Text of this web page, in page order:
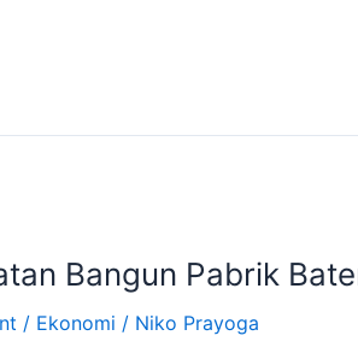
Bangun Pabrik
/ Ekonomi / Niko Prayoga